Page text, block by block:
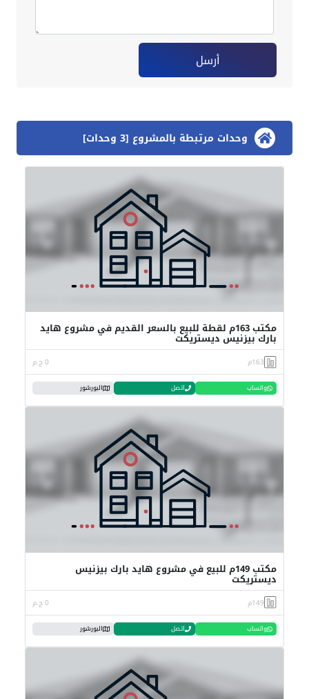
أرسل
وحدات مرتبطة بالمشروع [3 وحدات]
مكتب 163م لقطة للبيع بالسعر القديم في مشروع هايد
بارك بيزنيس ديستريكت
163م 0 ج.م
واتساب اتصل البورشور
مكتب 149م للبيع في مشروع هايد بارك بيزنيس
ديستريكت
149م 0 ج.م
واتساب اتصل البورشور